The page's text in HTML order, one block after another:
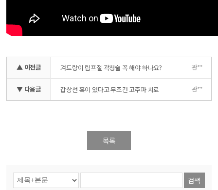
▲ 이전글 겨드랑이 림프절 곽청술 꼭 해야 하나요? 관**
▼ 다음글 갑상선 혹이 있다고 무조건 고주파 치료 관**
목록
검색